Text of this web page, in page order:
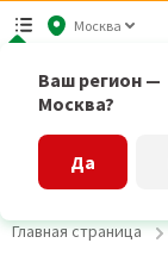
Москва
Ваш регион —
Москва?
Да
Главная страница